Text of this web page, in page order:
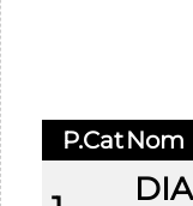
P.CatNom